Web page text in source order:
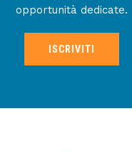
opportunità dedicate.
ISCRIVITI